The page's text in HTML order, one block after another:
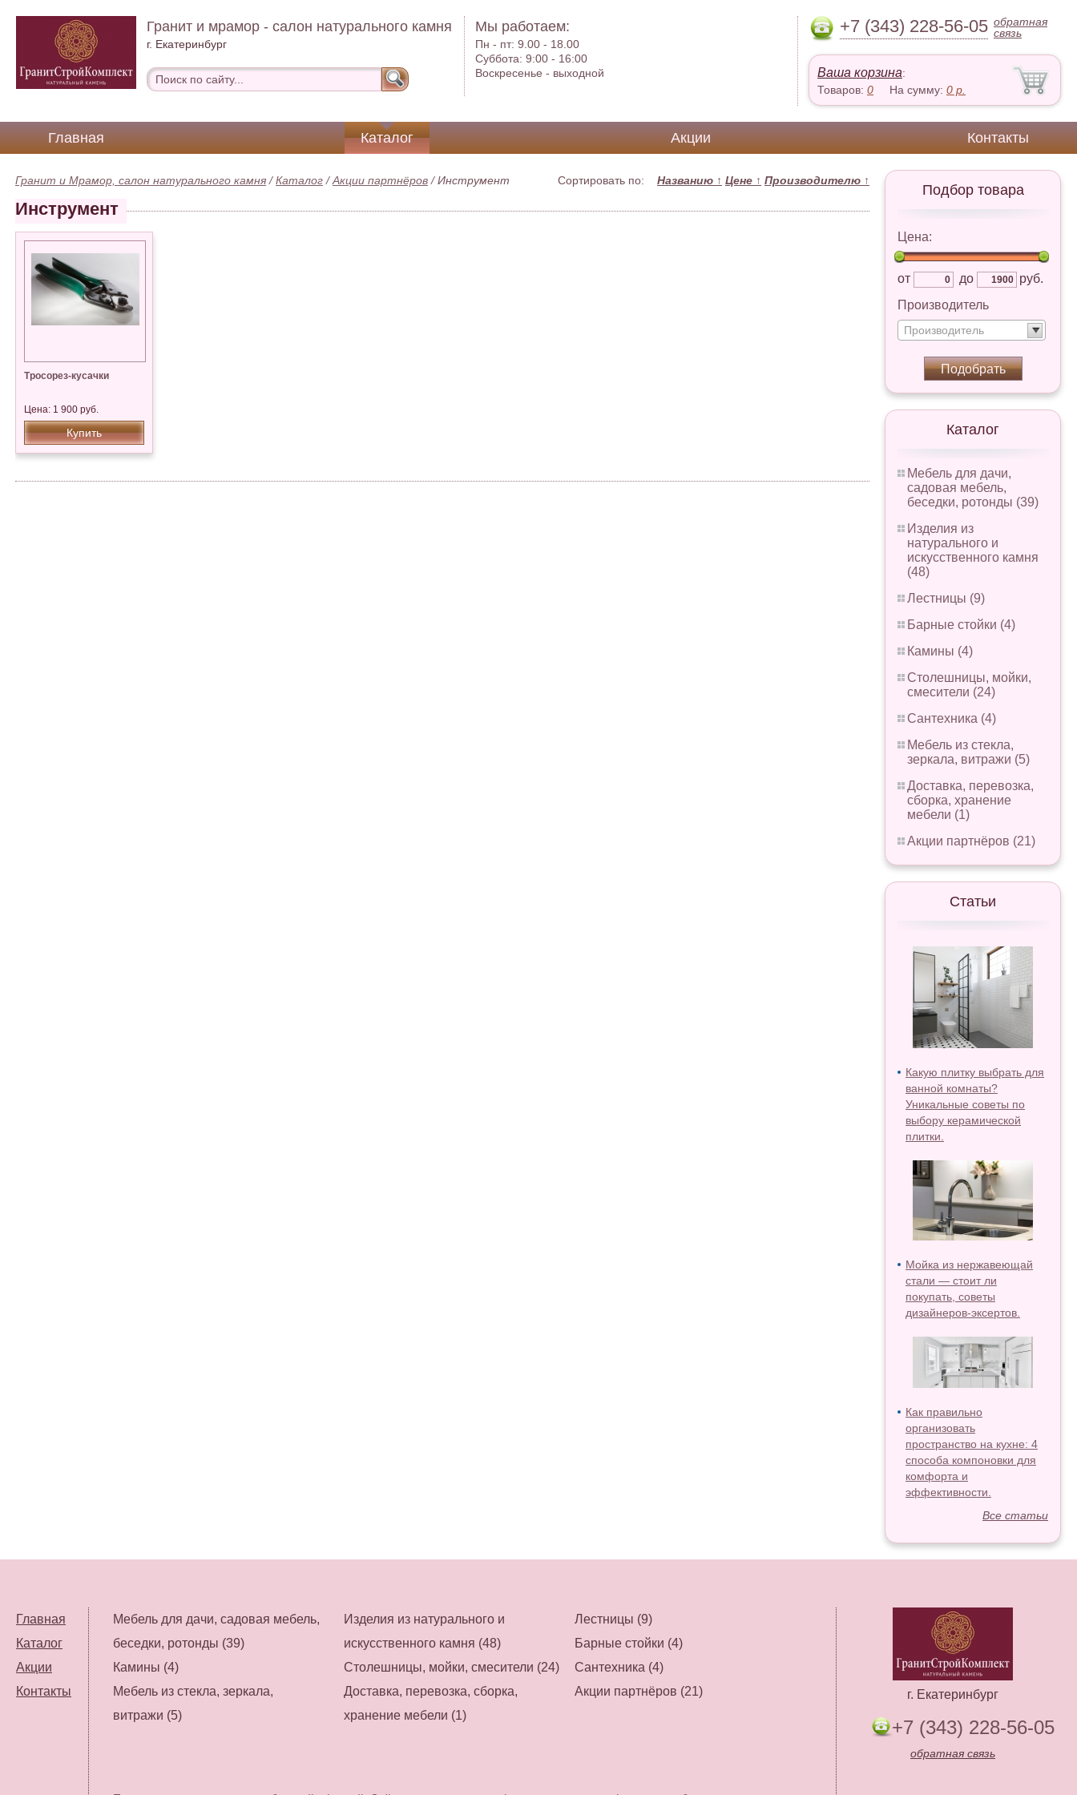
Гранит и мрамор - салон натурального камня
г. Екатеринбург
Мы работаем:
Пн - пт:9.00 - 18.00
Суббота:9:00 - 16:00
Воскресенье - выходной
+7 (343) 228-56-05 обратная
связь
Ваша корзина:
Товаров: 0 На сумму: 0 р.
Главная Каталог Акции Контакты
Подбор товара
Цена:
от до
руб.
Производитель
Производитель
Подобрать
Каталог
Мебель для дачи,
садовая мебель,
беседки, ротонды (39)
Изделия из
натурального и
искусственного камня
(48)
Лестницы (9)
Барные стойки (4)
Камины (4)
Столешницы, мойки,
смесители (24)
Сантехника (4)
Мебель из стекла,
зеркала, витражи (5)
Доставка, перевозка,
сборка, хранение
мебели (1)
Акции партнёров (21)
Статьи
Какую плитку выбрать для
ванной комнаты?
Уникальные советы по
выбору керамической
плитки.
Мойка из нержавеющай
стали — стоит ли
покупать, советы
дизайнеров-эксертов.
Как правильно
организовать
пространство на кухне: 4
способа компоновки для
комфорта и
эффективности.
Все статьи
Сортировать по: Названию ↑ Цене ↑ Производителю ↑
Гранит и Мрамор, салон натурального камня /Каталог /Акции партнёров /Инструмент
Инструмент
Тросорез-кусачки
Цена: 1 900 руб.
Купить
Главная
Каталог
Акции
Контакты
г. Екатеринбург
+7 (343) 228-56-05
обратная связь
Мебель для дачи, садовая мебель,
беседки, ротонды (39)
Изделия из натурального и
искусственного камня (48)
Лестницы (9)
Барные стойки (4)
Камины (4)
Столешницы, мойки, смесители (24)
Сантехника (4)
Мебель из стекла, зеркала,
витражи (5)
Доставка, перевозка, сборка,
хранение мебели (1)
Акции партнёров (21)